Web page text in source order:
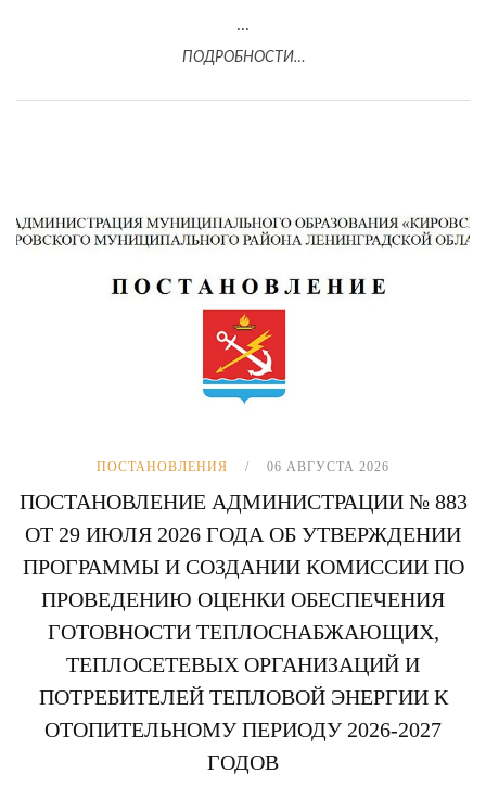
...
ПОДРОБНОСТИ…
ПОСТАНОВЛЕНИЯ 06 АВГУСТА 2026
ПОСТАНОВЛЕНИЕ АДМИНИСТРАЦИИ № 883
ОТ 29 ИЮЛЯ 2026 ГОДА ОБ УТВЕРЖДЕНИИ
ПРОГРАММЫ И СОЗДАНИИ КОМИССИИ ПО
ПРОВЕДЕНИЮ ОЦЕНКИ ОБЕСПЕЧЕНИЯ
ГОТОВНОСТИ ТЕПЛОСНАБЖАЮЩИХ,
ТЕПЛОСЕТЕВЫХ ОРГАНИЗАЦИЙ И
ПОТРЕБИТЕЛЕЙ ТЕПЛОВОЙ ЭНЕРГИИ К
ОТОПИТЕЛЬНОМУ ПЕРИОДУ 2026-2027
ГОДОВ